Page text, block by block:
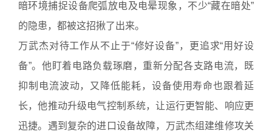
暗环境捕捉设备爬弧放电及电晕现象，不少“藏在暗处”
的隐患，都被这招揪了出来。
万武杰对待工作从不止于“修好设备”，更追求“用好设
备”。他盯着电路负载琢磨，重新分配各支路电流，既
抑制电流波动，又降低能耗，设备使用寿命也跟着延
长，他推动升级电气控制系统，让运行更智能、响应更
迅捷。遇到复杂的进口设备故障，万武杰组建维修攻关